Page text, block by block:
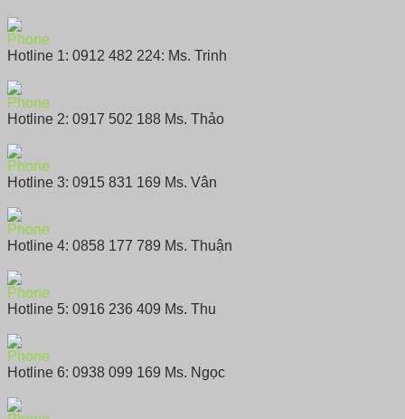
Hotline 1: 0912 482 224: Ms. Trinh
Hotline 2: 0917 502 188 Ms. Thảo
Hotline 3: 0915 831 169 Ms. Vân
Hotline 4: 0858 177 789 Ms. Thuận
Hotline 5: 0916 236 409 Ms. Thu
Hotline 6: 0938 099 169 Ms. Ngọc